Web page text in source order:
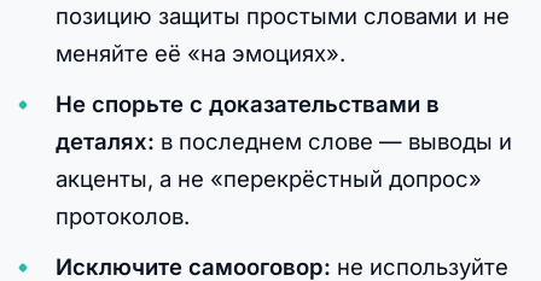
позицию защиты простыми словами и не
меняйте её «на эмоциях».
Не спорьте с доказательствами в
деталях: в последнем слове — выводы и
акценты, а не «перекрёстный допрос»
протоколов.
Исключите самооговор: не используйте